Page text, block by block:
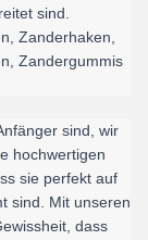
sind.
Zanderhaken,
Zandergummis
sind, wir
hochwertigen
sie perfekt auf
sind. Mit unseren
dass